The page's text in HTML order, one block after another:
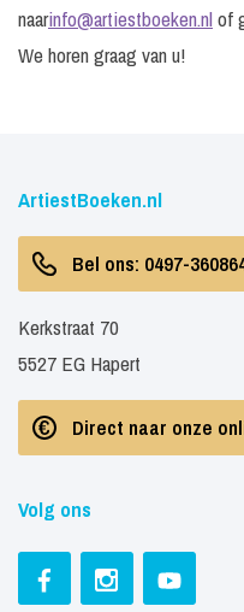
naarinfo@artiestboeken.nlof
We horen graag van u!
ArtiestBoeken.nl
Bel ons: 0497-
Kerkstraat 70
5527 EG Hapert
Direct naar onze
Volg ons